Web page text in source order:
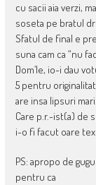
cu sacii aia verzi,
soseta pe bratul
Sfatul de final e
suna cam ca “nu
Dom’le, io-i dau
5 pentru
are insa lipsuri mari.
Care p.r.-ist(a) de
i-o fi facut oare
PS: apropo de
pentru ca